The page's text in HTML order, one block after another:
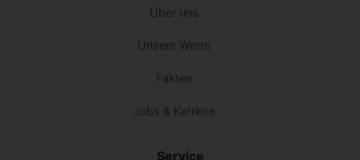
Über uns
Unsere Werte
Fakten
Jobs & Karriere
Service